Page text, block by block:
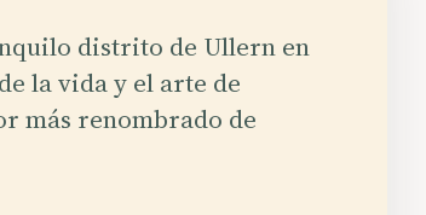
distrito de Ullern en
la vida y el arte de
más renombrado de